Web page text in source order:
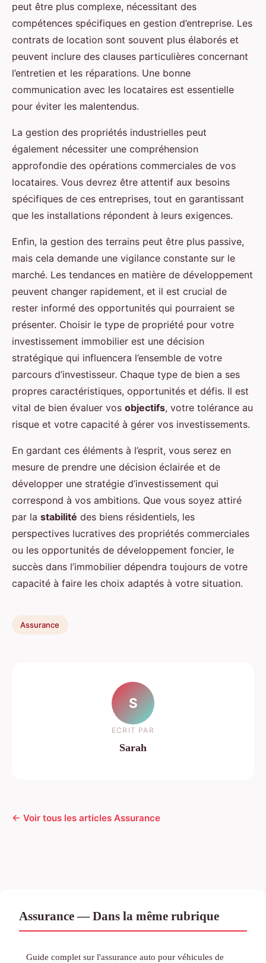
peut être plus complexe, nécessitant des
compétences spécifiques en gestion d’entreprise. Les
contrats de location sont souvent plus élaborés et
peuvent inclure des clauses particulières concernant
l’entretien et les réparations. Une bonne
communication avec les locataires est essentielle
pour éviter les malentendus.
La gestion des propriétés industrielles peut
également nécessiter une compréhension
approfondie des opérations commerciales de vos
locataires. Vous devrez être attentif aux besoins
spécifiques de ces entreprises, tout en garantissant
que les installations répondent à leurs exigences.
Enfin, la gestion des terrains peut être plus passive,
mais cela demande une vigilance constante sur le
marché. Les tendances en matière de développement
peuvent changer rapidement, et il est crucial de
rester informé des opportunités qui pourraient se
présenter. Choisir le type de propriété pour votre
investissement immobilier est une décision
stratégique qui influencera l’ensemble de votre
parcours d’investisseur. Chaque type de bien a ses
propres caractéristiques, opportunités et défis. Il est
vital de bien évaluer vos objectifs, votre tolérance au
risque et votre capacité à gérer vos investissements.
En gardant ces éléments à l’esprit, vous serez en
mesure de prendre une décision éclairée et de
développer une stratégie d’investissement qui
correspond à vos ambitions. Que vous soyez attiré
par la stabilité des biens résidentiels, les
perspectives lucratives des propriétés commerciales
ou les opportunités de développement foncier, le
succès dans l’immobilier dépendra toujours de votre
capacité à faire les choix adaptés à votre situation.
Assurance
S
ECRIT PAR
Sarah
← Voir tous les articles Assurance
Assurance — Dans la même rubrique
Guide complet sur l'assurance auto pour véhicules de